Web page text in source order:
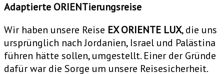
Adaptierte ORIENTierungsreise
Wir haben unsere Reise EX ORIENTE LUX, die uns
ursprünglich nach Jordanien, Israel und Palästina
führen hätte sollen, umgestellt. Einer der Gründe
dafür war die Sorge um unsere Reisesicherheit.